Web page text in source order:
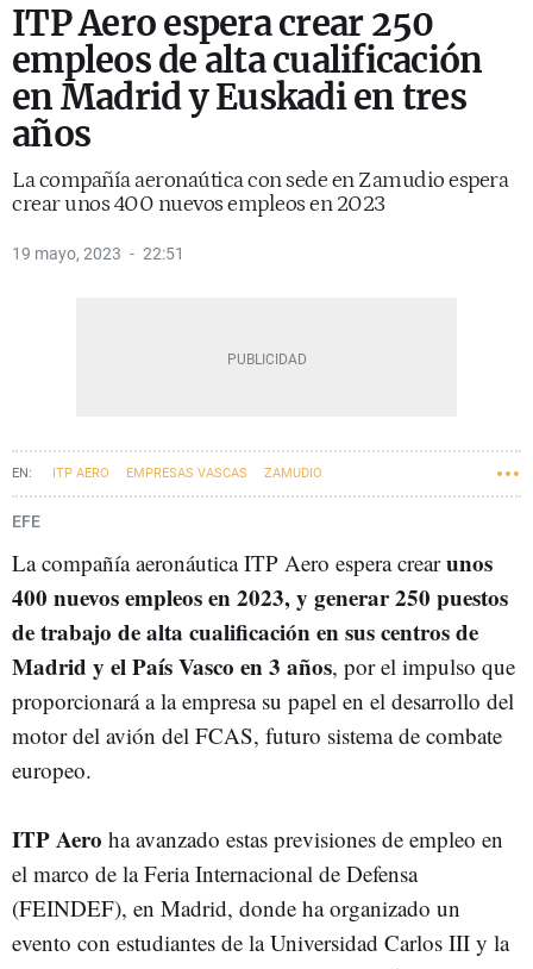
ITP Aero espera crear 250
empleos de alta cualificación
en Madrid y Euskadi en tres
años
La compañía aeronaútica con sede en Zamudio espera
crear unos 400 nuevos empleos en 2023
19 mayo, 2023 22:51
ITP AERO EMPRESAS VASCAS ZAMUDIO
EFE
La compañía aeronáutica ITP Aero espera crearunos
400 nuevos empleos en 2023, y generar 250 puestos
de trabajo de alta cualificación en sus centros de
Madrid y el País Vasco en 3 años, por el impulso que
proporcionará a la empresa su papel en el desarrollo del
motor del avión del FCAS, futuro sistema de combate
europeo.
ITP Aero ha avanzado estas previsiones de empleo en
el marco de la Feria Internacional de Defensa
(FEINDEF), en Madrid, donde ha organizado un
evento con estudiantes de la Universidad Carlos III y la